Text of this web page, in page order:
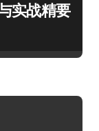
实战精要